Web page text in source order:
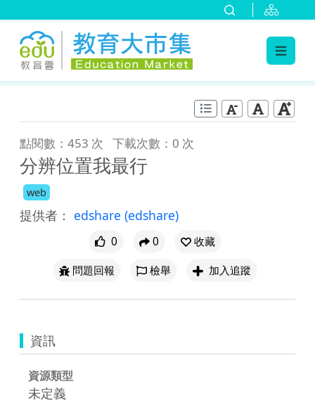
點閱數：453 次 下載次數：0 次
分辨位置我最行
web
提供者： edshare (edshare)
0 0
收藏
問題回報
檢舉 加入追蹤
資訊
資源類型
未定義